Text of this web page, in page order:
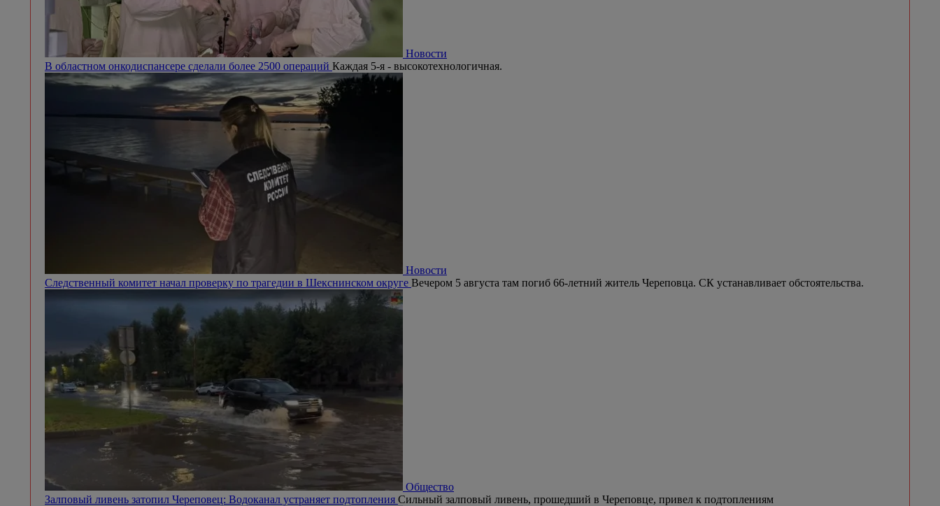
Новости
В областном онкодиспансере сделали более 2500 операций Каждая 5-я - высокотехнологичная.
Новости
Следственный комитет начал проверку по трагедии в Шекснинском округе Вечером 5 августа там погиб 66-летний житель Череповца. СК устанавливает обстоятельства.
Общество
Залповый ливень затопил Череповец: Водоканал устраняет подтопления Сильный залповый ливень, прошедший в Череповце, привел к подтоплениям